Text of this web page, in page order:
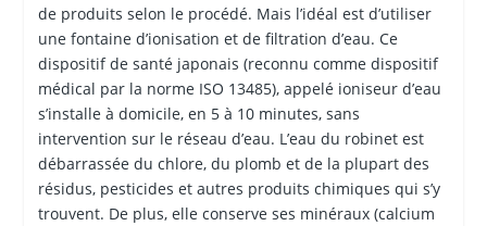
de produits selon le procédé. Mais l’idéal est d’utiliser
une fontaine d’ionisation et de filtration d’eau. Ce
dispositif de santé japonais (reconnu comme dispositif
médical par la norme ISO 13485), appelé ioniseur d’eau
s’installe à domicile, en 5 à 10 minutes, sans
intervention sur le réseau d’eau. L’eau du robinet est
débarrassée du chlore, du plomb et de la plupart des
résidus, pesticides et autres produits chimiques qui s’y
trouvent. De plus, elle conserve ses minéraux (calcium